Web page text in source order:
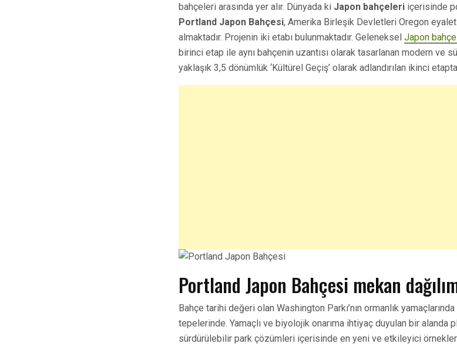
bahçeleri arasında yer alır. Dünyada ki Japon bahçeleri içerisinde
Portland Japon Bahçesi, Amerika Birleşik Devletleri Oregon
almaktadır. Projenin iki etabı bulunmaktadır. Geleneksel Japon bahçe
birinci etap ile aynı bahçenin uzantısı olarak tasarlanan modern ve
yaklaşık 3,5 dönümlük ‘Kültürel Geçiş’ olarak adlandırılan ikinci
Portland Japon Bahçesi mekan
Bahçe tarihi değeri olan Washington Parkı’nın ormanlık
tepelerinde. Yamaçlı ve biyolojik onarıma ihtiyaç duyulan bir alanda
sürdürülebilir park çözümleri içerisinde en yeni ve etkileyici